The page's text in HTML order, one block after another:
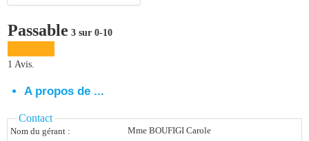
Qui Sommes-Nous ?
Pourquoi Nous Faire Confiance ?
Vous Êtes Une Société
Comment Ça Marche ?
Passable 3 sur 0-10
1 Avis.
A propos de ...
Contact
Nom du gérant :
Mme BOUFIGI Carole